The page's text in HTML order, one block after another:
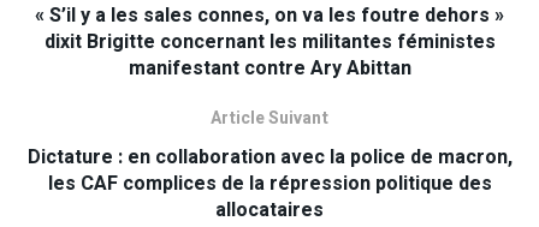
« S’il y a les sales connes, on va les foutre dehors »
dixit Brigitte concernant les militantes féministes
manifestant contre Ary Abittan
Article Suivant
Dictature : en collaboration avec la police de macron,
les CAF complices de la répression politique des
allocataires